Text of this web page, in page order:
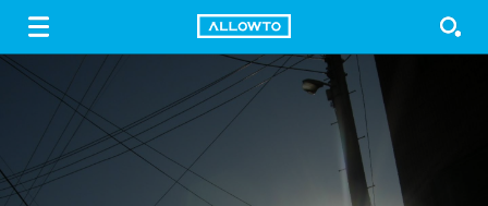
FREE DOWNLOAD LOGIN